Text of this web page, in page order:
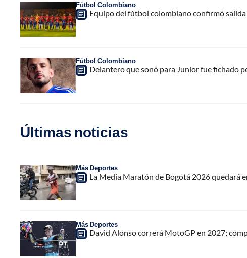
Fútbol Colombiano
Equipo del fútbol colombiano confirmó
Fútbol Colombiano
Delantero que sonó para Junior fue fichado
Últimas noticias
Más Deportes
La Media Maratón de Bogotá 2026 quedará
Más Deportes
David Alonso correrá MotoGP en 2027;